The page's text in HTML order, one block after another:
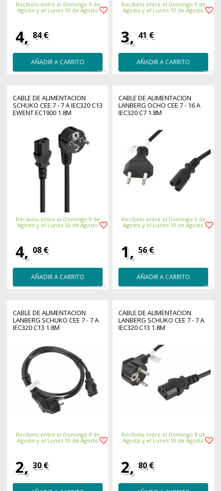
Recíbelo entre el Domingo 9 de
Agosto y el Lunes 10 de Agosto
4, 84 €
AÑADIR A CARRITO
54998
Recíbelo entre el Domingo 9 de
Agosto y el Lunes 10 de Agosto
3, 41 €
AÑADIR A CARRITO
55864
CABLE DE ALIMENTACION
SCHUKO CEE 7 - 7 A IEC320 C13
EWENT EC1900 1.8M
Recíbelo entre el Domingo 9 de
Agosto y el Lunes 10 de Agosto
4, 08 €
AÑADIR A CARRITO
32430
CABLE DE ALIMENTACION
LANBERG OCHO CEE 7 - 16 A
IEC320 C7 1.8M
Recíbelo entre el Domingo 9 de
Agosto y el Lunes 10 de Agosto
1, 56 €
AÑADIR A CARRITO
30231
CABLE DE ALIMENTACION
LANBERG SCHUKO CEE 7 - 7 A
IEC320 C13 1.8M
Recíbelo entre el Domingo 9 de
Agosto y el Lunes 10 de Agosto
2, 30 €
CABLE DE ALIMENTACION
LANBERG SCHUKO CEE 7 - 7 A
IEC320 C13 1.8M
Recíbelo entre el Domingo 9 de
Agosto y el Lunes 10 de Agosto
2, 80 €